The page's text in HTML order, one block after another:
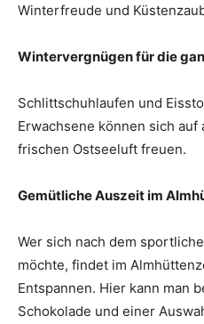
Winterfreude und
Wintervergnügen für die
Schlittschuhlaufen und
Erwachsene können sich
frischen Ostseeluft freuen.
Gemütliche Auszeit im
Wer sich nach dem
möchte, findet im
Entspannen. Hier kann man
Schokolade und einer